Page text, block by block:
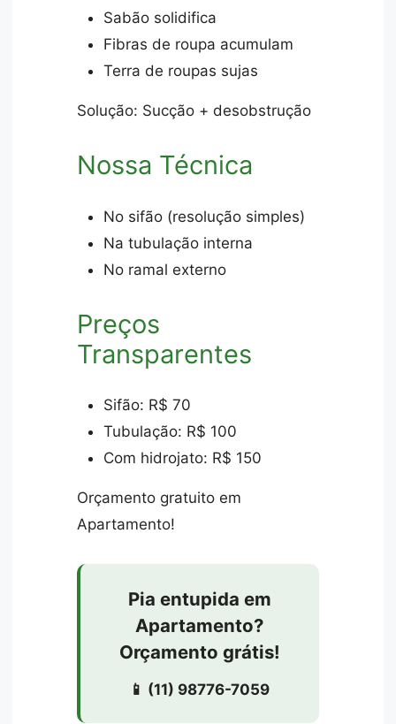
Sabão solidifica
Fibras de roupa acumulam
Terra de roupas sujas
Solução: Sucção + desobstrução
Nossa Técnica
No sifão (resolução simples)
Na tubulação interna
No ramal externo
Preços
Transparentes
Sifão: R$ 70
Tubulação: R$ 100
Com hidrojato: R$ 150
Orçamento gratuito em
Apartamento!
Pia entupida em
Apartamento?
Orçamento grátis!
📱 (11) 98776-7059